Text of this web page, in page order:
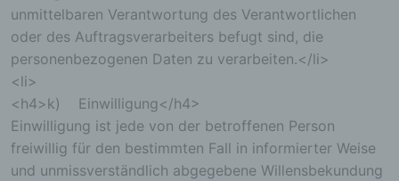
unmittelbaren Verantwortung des Verantwortlichen
oder des Auftragsverarbeiters befugt sind, die
personenbezogenen Daten zu verarbeiten.</li>
<li>
<h4>k) Einwilligung</h4>
Einwilligung ist jede von der betroffenen Person
freiwillig für den bestimmten Fall in informierter Weise
und unmissverständlich abgegebene Willensbekundung